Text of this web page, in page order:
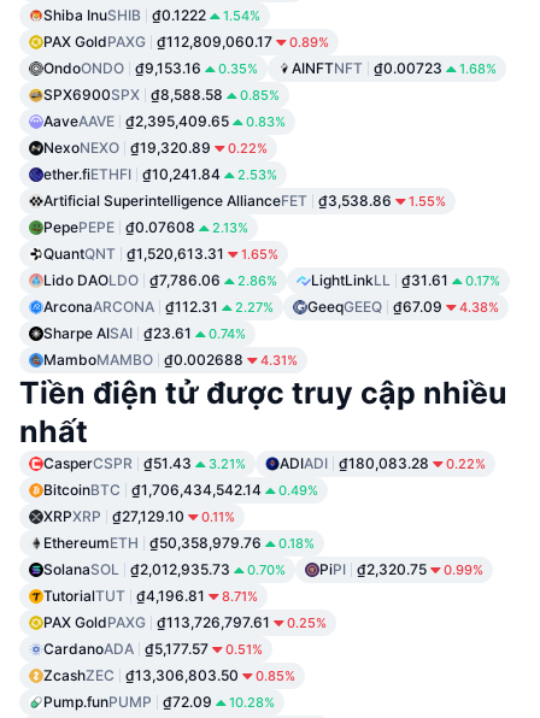
Shiba InuSHIB ₫0.1222 1.54%
PAX GoldPAXG ₫112,809,060.17 0.89%
OndoONDO ₫9,153.16 0.35% AINFTNFT ₫0.00723 1.68%
SPX6900SPX ₫8,588.58 0.85%
AaveAAVE ₫2,395,409.65 0.83%
NexoNEXO ₫19,320.89 0.22%
ether.fiETHFI ₫10,241.84 2.53%
Artificial Superintelligence AllianceFET ₫3,538.86 1.55%
PepePEPE ₫0.07608 2.13%
QuantQNT ₫1,520,613.31 1.65%
Lido DAOLDO ₫7,786.06 2.86% LightLinkLL ₫31.61 0.17%
ArconaARCONA ₫112.31 2.27% GeeqGEEQ ₫67.09 4.38%
Sharpe AISAI ₫23.61 0.74%
MamboMAMBO ₫0.002688 4.31%
Tiền điện tử được truy cập nhiều
nhất
CasperCSPR ₫51.43 3.21% ADIADI ₫180,083.28 0.22%
BitcoinBTC ₫1,706,434,542.14 0.49%
XRPXRP ₫27,129.10 0.11%
EthereumETH ₫50,358,979.76 0.18%
SolanaSOL ₫2,012,935.73 0.70% PiPI ₫2,320.75 0.99%
TutorialTUT ₫4,196.81 8.71%
PAX GoldPAXG ₫113,726,797.61 0.25%
CardanoADA ₫5,177.57 0.51%
ZcashZEC ₫13,306,803.50 0.85%
Pump.funPUMP ₫72.09 10.28%